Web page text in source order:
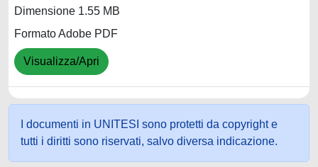
Dimensione 1.55 MB
Formato Adobe PDF
Visualizza/Apri
I documenti in UNITESI sono protetti da copyright e
tutti i diritti sono riservati, salvo diversa indicazione.